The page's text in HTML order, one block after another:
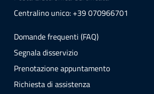
Centralino unico: +39 070966701
Domande frequenti (FAQ)
Segnala disservizio
Prenotazione appuntamento
Richiesta di assistenza